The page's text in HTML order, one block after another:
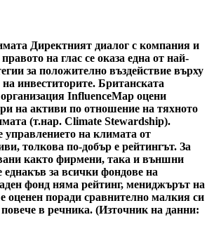
Директният диалог с компания и
на глас се оказа една от най-
за положително въздействие върху
инвеститорите. Британската
InfluenceMap оцени
на активи по отношение на тяхното
(т.нар. Climate Stewardship).
управлението на климата от
толкова по-добър е рейтингът. За
както фирмени, така и външни
еднакъв за всички фондове на
фонд няма рейтинг, мениджърът на
оценен поради сравнително малкия си
в речника. (Източник на данни: